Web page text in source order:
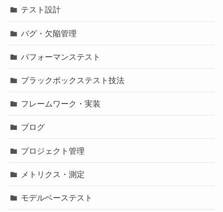
テスト設計
バグ・欠陥管理
パフォーマンステスト
ブラックボックステスト技法
フレームワーク・実装
ブログ
プロジェクト管理
メトリクス・測定
モデルベーステスト